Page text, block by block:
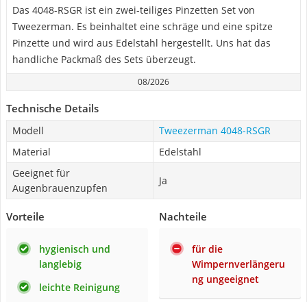
Das 4048-RSGR ist ein zwei-teiliges Pinzetten Set von
Tweezerman. Es beinhaltet eine schräge und eine spitze
Pinzette und wird aus Edelstahl hergestellt. Uns hat das
handliche Packmaß des Sets überzeugt.
08/2026
Technische Details
Modell
Tweezerman 4048-RSGR
Material
Edelstahl
Geeignet für
Augenbrauenzupfen
Ja
Vorteile
hygienisch und
langlebig
leichte Reinigung
Nachteile
für die
Wimpernverlängeru
ng ungeeignet